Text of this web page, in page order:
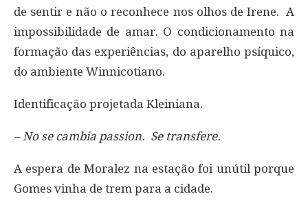
de sentir e não o reconhece nos olhos de Irene. A
impossibilidade de amar. O condicionamento na
formação das experiências, do aparelho psíquico,
do ambiente Winnicotiano.
Identificação projetada Kleiniana.
– No se cambia passion. Se transfere.
A espera de Moralez na estação foi unútil porque
Gomes vinha de trem para a cidade.